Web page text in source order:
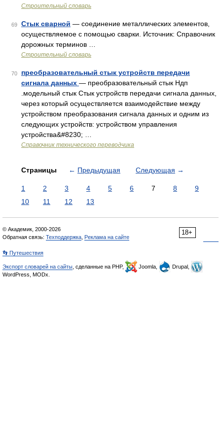
Строительный словарь
69 Стык сварной — соединение металлических элементов,
осуществляемое с помощью сварки. Источник: Справочник
дорожных терминов …
Строительный словарь
70
преобразовательный стык устройств передачи
сигнала данных — преобразовательный стык Ндп
.модельный стык Стык устройств передачи сигнала данных,
через который осуществляется взаимодействие между
устройством преобразования сигнала данных и одним из
следующих устройств: устройством управления
устройства&#8230; …
Справочник технического переводчика
Страницы ← Предыдущая Следующая →
1 2 3 4 5 6 7 8
9
10
11 12 13
18+
© Академик, 2000-2026
Обратная связь: Техподдержка Реклама на сайте
👣 Путешествия
Экспорт словарей на сайты , сделанные на PHP, Joomla,
Drupal,
WordPress, MODx.